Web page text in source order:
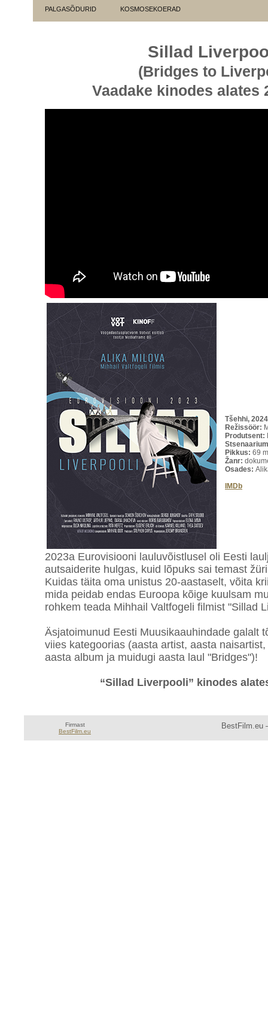
PALGASÕDURID KOSMOSEKOERAD
Sillad
(Bridges to
Vaadake kinodes alates
Tšehhi, 2024
Režissöör:
Produtsent:
Pikkus: 69
Žanr:
Osades:
IMDb
2023a Eurovisiooni lauluvõistlusel oli Eesti
autsaiderite hulgas, kuid lõpuks sai temast
Kuidas täita oma unistus 20-aastaselt, võita
mida peidab endas Euroopa kõige kuulsam
rohkem teada Mihhail Valtfogeli filmist "Sillad
Äsjatoimunud Eesti Muusikaauhindade galalt
viies kategoorias (aasta artist, aasta
aasta album ja muidugi aasta laul "Bridges")!
“Sillad Liverpooli” kinodes
Firmast
BestFilm.eu
BestFilm.eu